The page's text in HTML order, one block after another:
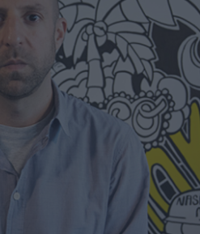
EN SU ESTRATEGIA
Y SUPERA AL MÓVIL COMO DISPOSITIVO
COMERCIAL GLOBAL
EN CORNETTO, CALIPPO Y SOLERO
PATRIMONIO HISTÓRICO EN ACTIVOS
DE SUS RELACIONES CON LOS MEDIOS
SU ÚLTIMA CAMPAÑA INTERNACIONAL